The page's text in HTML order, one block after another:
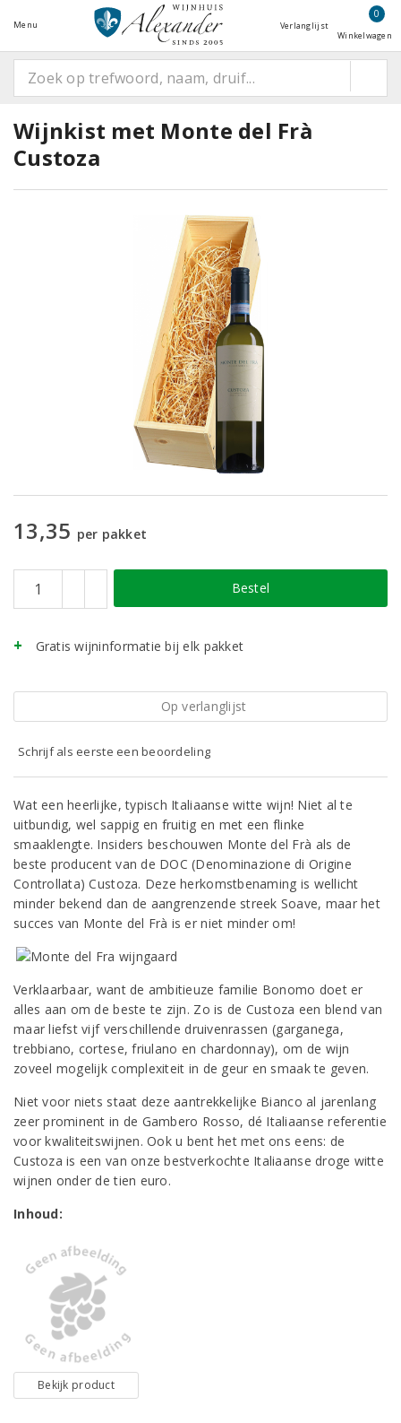
Menu Verlanglijst
0
Winkelwagen
Wijnkist met Monte del Frà
Custoza
13,35 per pakket
Bestel
Gratis wijninformatie bij elk pakket
Op verlanglijst
Schrijf als eerste een beoordeling
Wat een heerlijke, typisch Italiaanse witte wijn! Niet al te
uitbundig, wel sappig en fruitig en met een flinke
smaaklengte. Insiders beschouwen Monte del Frà als de
beste producent van de DOC (Denominazione di Origine
Controllata) Custoza. Deze herkomstbenaming is wellicht
minder bekend dan de aangrenzende streek Soave, maar het
succes van Monte del Frà is er niet minder om!
Verklaarbaar, want de ambitieuze familie Bonomo doet er
alles aan om de beste te zijn. Zo is de Custoza een blend van
maar liefst vijf verschillende druivenrassen (garganega,
trebbiano, cortese, friulano en chardonnay), om de wijn
zoveel mogelijk complexiteit in de geur en smaak te geven.
Niet voor niets staat deze aantrekkelijke Bianco al jarenlang
zeer prominent in de Gambero Rosso, dé Italiaanse referentie
voor kwaliteitswijnen. Ook u bent het met ons eens: de
Custoza is een van onze bestverkochte Italiaanse droge witte
wijnen onder de tien euro.
Inhoud:
Bekijk product